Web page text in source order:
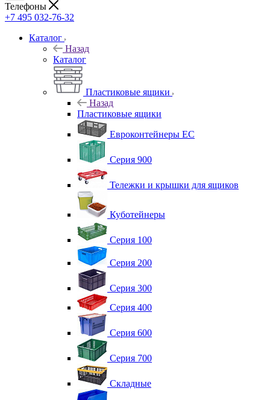
Телефоны
+7 495 032-76-32
Каталог
Назад
Каталог
Пластиковые ящики
Назад
Пластиковые ящики
Евроконтейнеры ЕС
Серия 900
Тележки и крышки для ящиков
Куботейнеры
Серия 100
Серия 200
Серия 300
Серия 400
Серия 600
Серия 700
Складные